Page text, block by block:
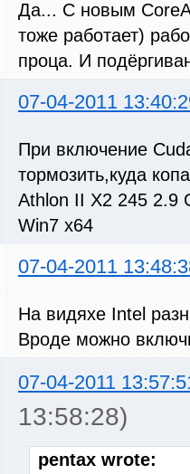
Да... С новым
тоже работает)
проца. И
07-04-2011
При включение
тормозить,куда
Athlon II X2 245 2.9
Win7 x64
07-04-2011
На видяхе Intel
Вроде можно
07-04-2011
13:58:28)
pentax wrote: